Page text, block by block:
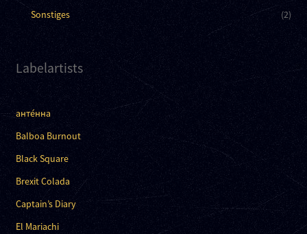
Sonstiges
(2)
Labelartists
анте́нна
Balboa Burnout
Black Square
Brexit Colada
Captain’s Diary
El Mariachi